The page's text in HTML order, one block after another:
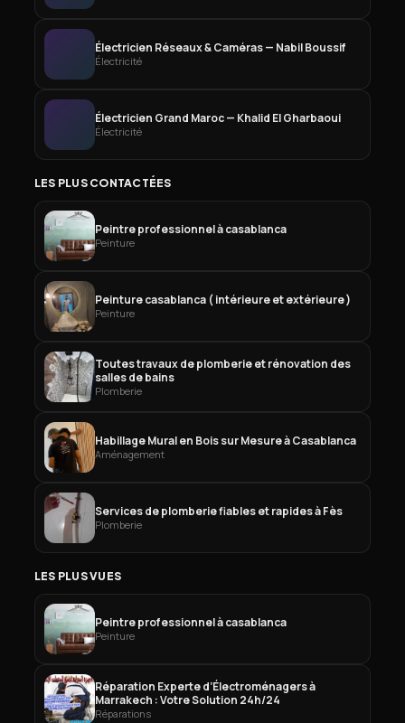
Électricien Réseaux & Caméras — Nabil Boussif
Électricité
Électricien Grand Maroc — Khalid El Gharbaoui
Électricité
LES PLUS CONTACTÉES
Peintre professionnel à casablanca
Peinture
Peinture casablanca ( intérieure et extérieure )
Peinture
Toutes travaux de plomberie et rénovation des
salles de bains
Plomberie
Habillage Mural en Bois sur Mesure à Casablanca
Aménagement
Services de plomberie fiables et rapides à Fès
Plomberie
LES PLUS VUES
Peintre professionnel à casablanca
Peinture
Réparation Experte d’Électroménagers à
Marrakech : Votre Solution 24h/24
Réparations